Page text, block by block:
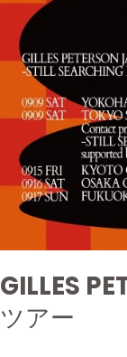
GILLES
ツアー